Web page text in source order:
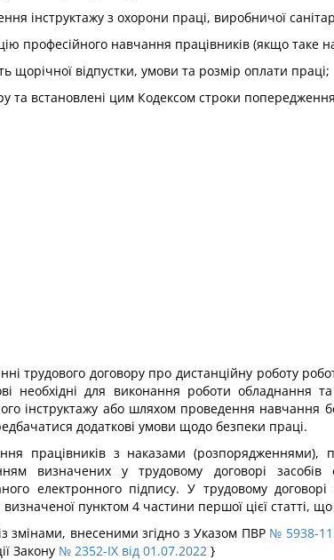
інструктажу з охорони праці, виробничої
професійного навчання працівників (якщо таке
щорічної відпустки, умови та розмір оплати праці;
та встановлені цим Кодексом строки
трудового договору про дистанційну роботу
необхідні для виконання роботи
інструктажу або шляхом проведення навчання
додаткові умови щодо безпеки праці.
працівників з наказами (розпорядженнями),
визначених у трудовому договорі
електронного підпису. У трудовому
визначеної пунктом 4 частини першої цієї статті,
змінами, внесеними згідно з Указом ПВР № 5938-11
Закону № 2352-IX від 01.07.2022 }